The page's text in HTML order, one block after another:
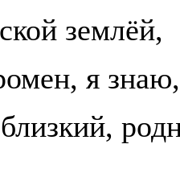
землёй,
я знаю,